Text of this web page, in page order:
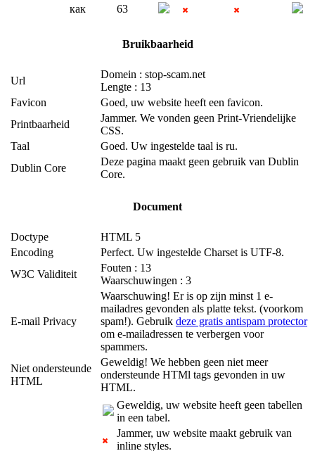
как
63
Bruikbaarheid
Url
Domein : stop-scam.net
Lengte : 13
Favicon
Goed, uw website heeft een favicon.
Printbaarheid
Jammer. We vonden geen Print-Vriendelijke
CSS.
Taal
Goed. Uw ingestelde taal is ru.
Dublin Core
Deze pagina maakt geen gebruik van Dublin
Core.
Document
Doctype
HTML 5
Encoding
Perfect. Uw ingestelde Charset is UTF-8.
W3C Validiteit
Fouten : 13
Waarschuwingen : 3
E-mail Privacy
Waarschuwing! Er is op zijn minst 1 e-
mailadres gevonden als platte tekst. (voorkom
spam!). Gebruik deze gratis antispam protector
om e-mailadressen te verbergen voor
spammers.
Niet ondersteunde
HTML
Geweldig! We hebben geen niet meer
ondersteunde HTMl tags gevonden in uw
HTML.
Geweldig, uw website heeft geen tabellen
in een tabel.
Jammer, uw website maakt gebruik van
inline styles.